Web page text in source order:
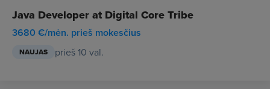
Java Developer at Digital Core Tribe
3680 €/mėn. prieš mokesčius
NAUJAS prieš 10 val.